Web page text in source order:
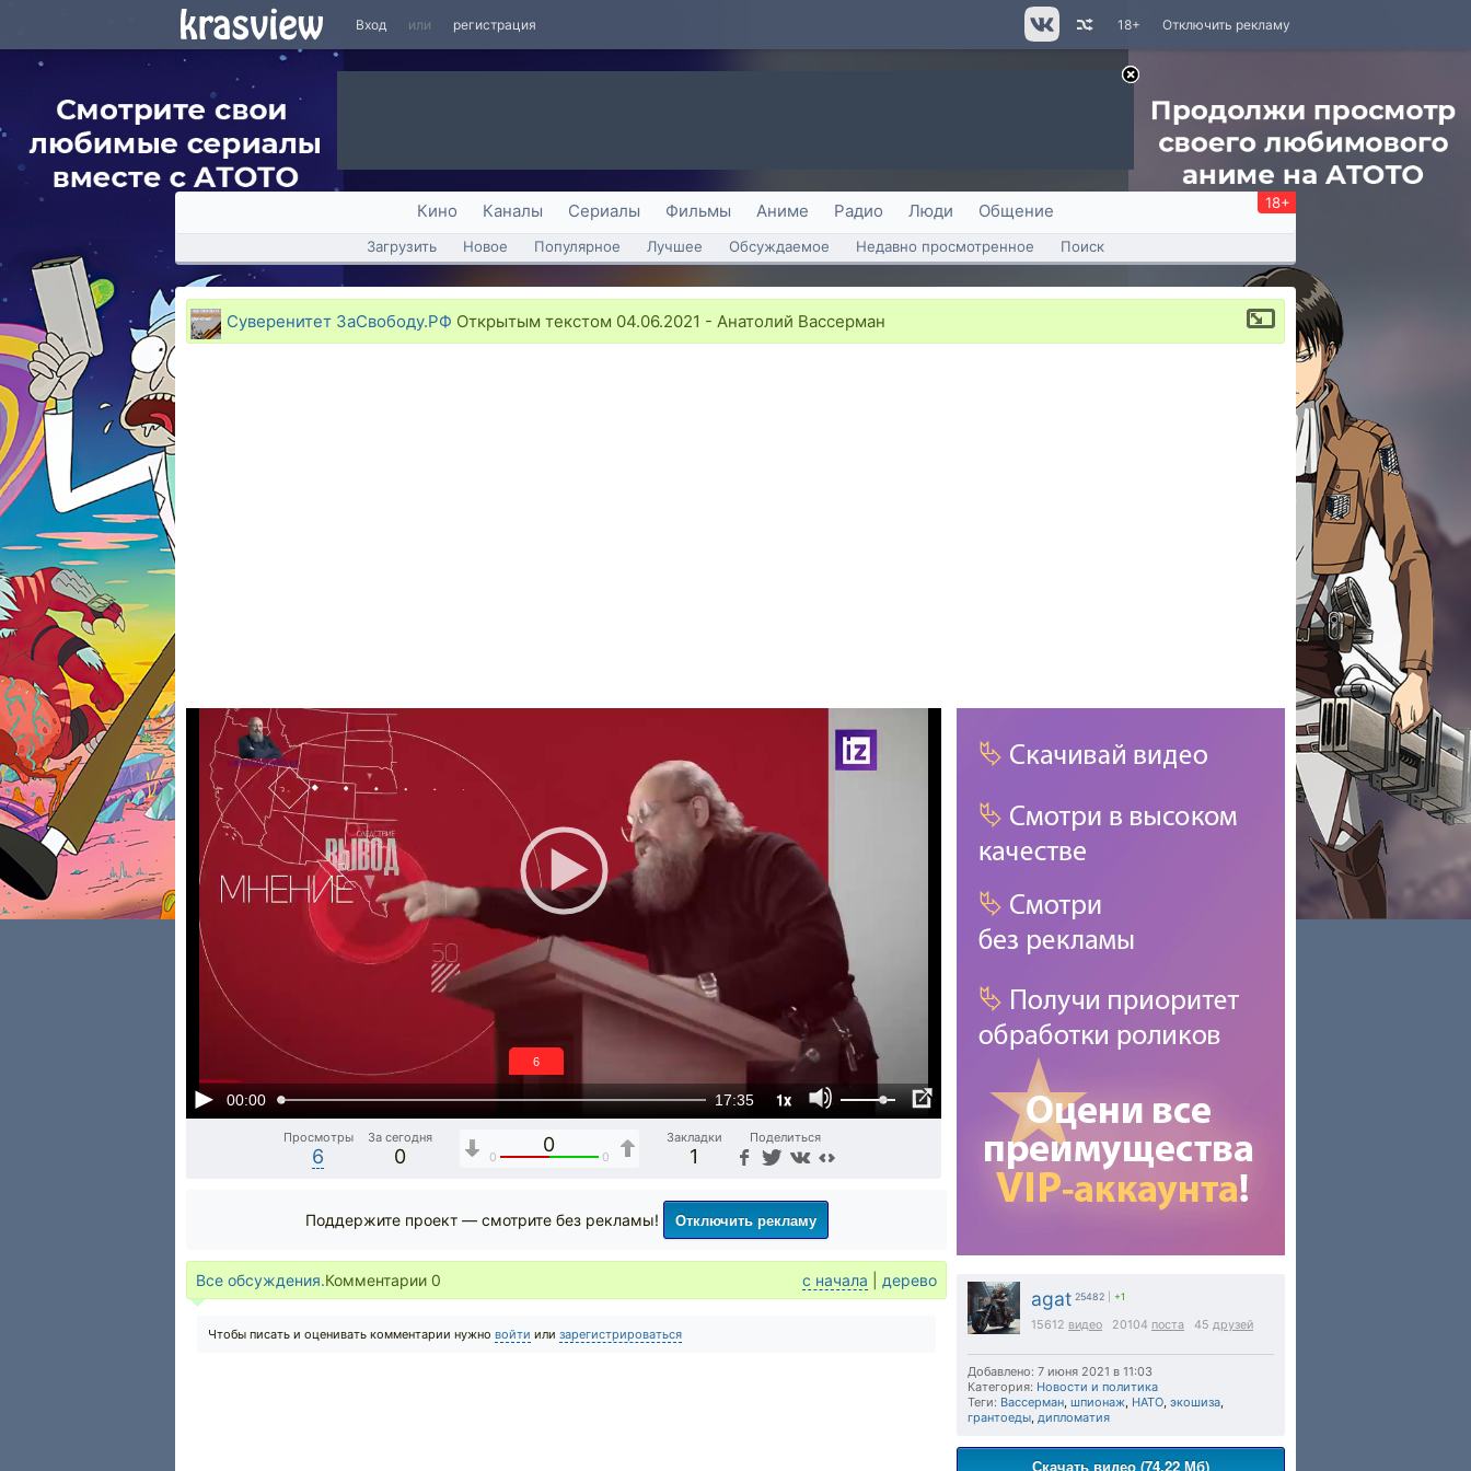
Вход или регистрация Отключить рекламу
18+
Кино Каналы Сериалы Фильмы Аниме Радио Люди Общение 18+
Загрузить Новое Популярное Лучшее Обсуждаемое Недавно просмотренное Поиск
Суверенитет ЗаСвободу.РФ Открытым текстом 04.06.2021 - Анатолий Вассерман
00:00 17:35 1x
6
Просмотры
6
За сегодня
0
0
0 0
Закладки
1
Поделиться
agat 25482 +1
15612 видео 20104 поста 45 друзей
Добавлено: 7 июня 2021 в 11:03
Категория: Новости и политика
Теги: Вассерман, шпионаж, НАТО, экошиза,
грантоеды, дипломатия
Скачать видео (74.22 Мб)
Поддержите проект — смотрите без рекламы! Отключить рекламу
Все обсуждения.Комментарии 0 с начала дерево
Чтобы писать и оценивать комментарии нужно войти или зарегистрироваться